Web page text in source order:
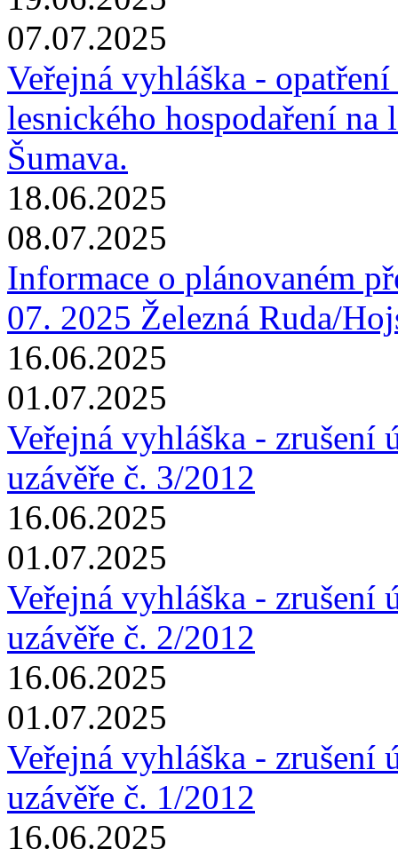
07.07.2025
Veřejná vyhláška -
lesnického hospodaření na
Šumava.
18.06.2025
08.07.2025
Informace o plánovaném
07. 2025 Železná Ruda/
16.06.2025
01.07.2025
Veřejná vyhláška - zrušení
uzávěře č. 3/2012
16.06.2025
01.07.2025
Veřejná vyhláška - zrušení
uzávěře č. 2/2012
16.06.2025
01.07.2025
Veřejná vyhláška - zrušení
uzávěře č. 1/2012
16.06.2025